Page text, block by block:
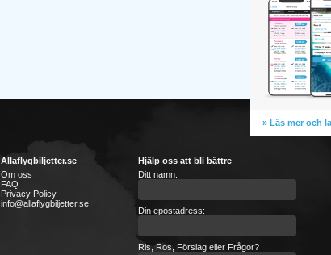
» Läs mer och
Allaflygbiljetter.se
Om oss
FAQ
Privacy Policy
info@allaflygbiljetter.se
Hjälp oss att bli bättre
Ditt namn:
Din epostadress:
Ris, Ros, Förslag eller Frågor?